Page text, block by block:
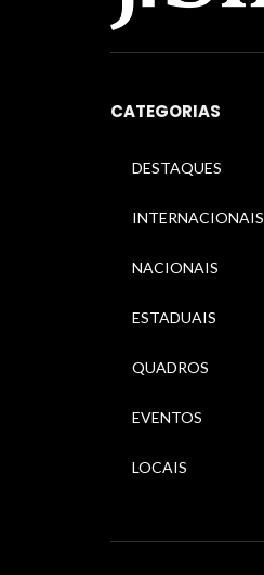
CATEGORIAS
DESTAQUES
INTERNACIONAIS
NACIONAIS
ESTADUAIS
QUADROS
EVENTOS
LOCAIS